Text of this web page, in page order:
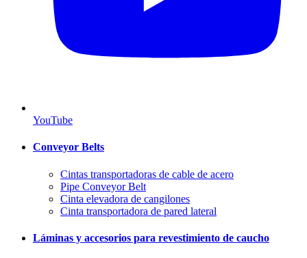
YouTube
Conveyor Belts
Cintas transportadoras de cable de acero
Pipe Conveyor Belt
Cinta elevadora de cangilones
Cinta transportadora de pared lateral
Láminas y accesorios para revestimiento de caucho